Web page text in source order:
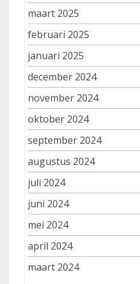
maart 2025
februari 2025
januari 2025
december 2024
november 2024
oktober 2024
september 2024
augustus 2024
juli 2024
juni 2024
mei 2024
april 2024
maart 2024